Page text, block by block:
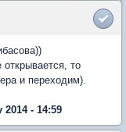
открывается, то
и переходим).
- 14:59